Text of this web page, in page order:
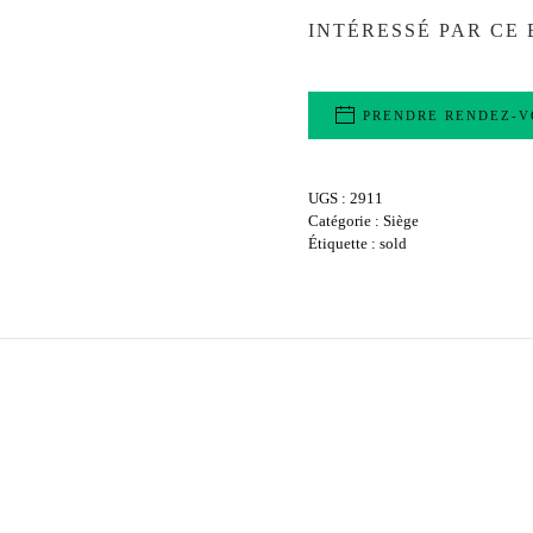
INTÉRESSÉ PAR CE
PRENDRE RENDEZ-
UGS : 2911
Catégorie : Siège
Étiquette : sold